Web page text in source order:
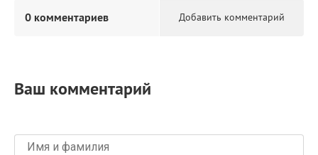
Добавить комментарий
0 комментариев
Ваш комментарий